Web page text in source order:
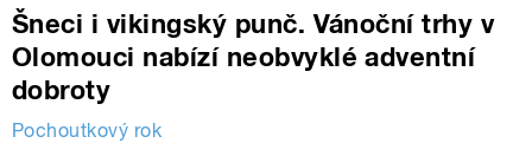
Šneci i vikingský punč. Vánoční trhy v
Olomouci nabízí neobvyklé adventní
dobroty
Pochoutkový rok